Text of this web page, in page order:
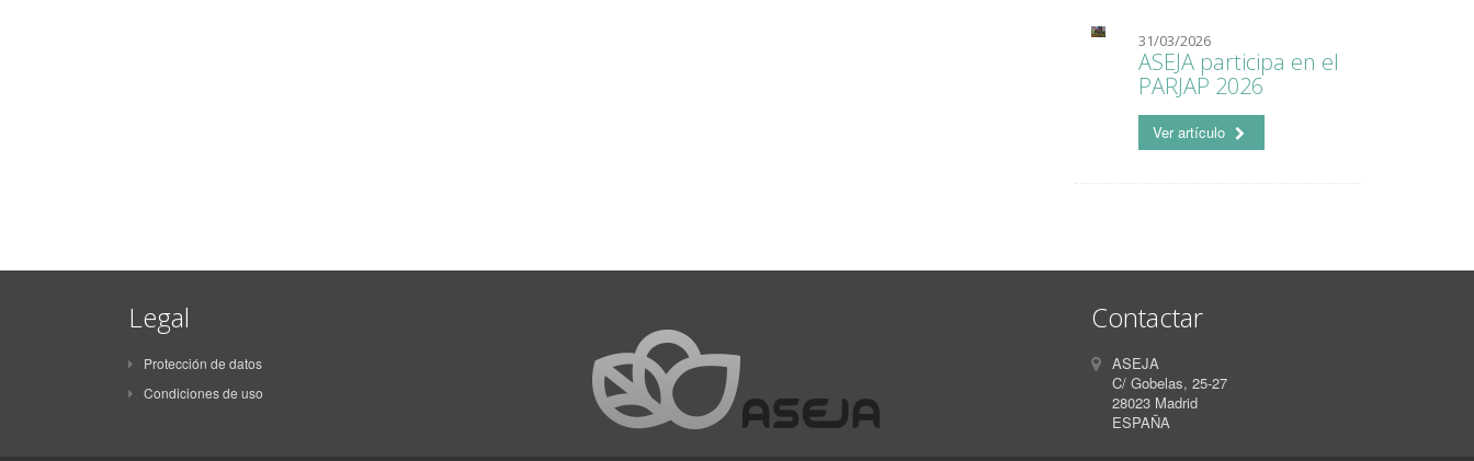
31/03/2026
ASEJA participa en el
PARJAP 2026
Ver artículo
Legal
Protección de datos
Condiciones de uso
Contactar
ASEJA
C/ Gobelas, 25-27
28023 Madrid
ESPAÑA